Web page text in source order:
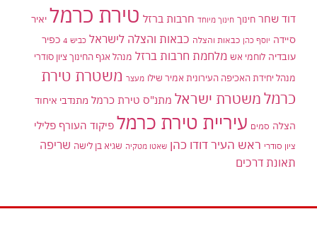
דוד שחר חינוך חינוך מיוחד חרבות ברזל טירת כרמל יאיר
סיידה יוסף כהן כבאות והצלה כבאות והצלה לישראל כביש 4
כפיר
עובדיה לוחמי אש מלחמת חרבות ברזל מנהל אגף החינוך ציון סודרי
מנהל יחידת האכיפה העירונית אמיר שילו מעצר משטרת טירת
כרמלמשטרת ישראל מתנ"ס טירת כרמל מתנדבי איחוד
הצלה סמים עיריית טירת כרמל פיקוד העורף פלילי
ציון סודרי ראש העיר דודו כהן שאטו מטקיה שגיא בן לישה שריפה
תאונת דרכים